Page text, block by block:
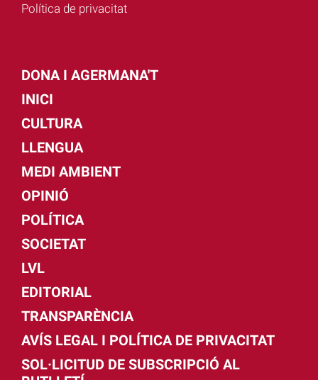
Política de privacitat
DONA I AGERMANA'T
INICI
CULTURA
LLENGUA
MEDI AMBIENT
OPINIÓ
POLÍTICA
SOCIETAT
LVL
EDITORIAL
TRANSPARÈNCIA
AVÍS LEGAL I POLÍTICA DE PRIVACITAT
SOL·LICITUD DE SUBSCRIPCIÓ AL